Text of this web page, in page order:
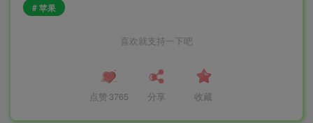
# 苹果
喜欢就支持一下吧
点赞 3765 分享 收藏